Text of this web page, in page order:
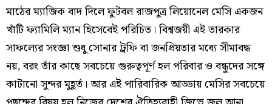
মাঠের ম্যাজিক বাদ দিলে ফুটবল রাজপুত্র লিয়োনেল মেসি একজন
খাঁটি ফ্যামিলি ম্যান হিসেবেই পরিচিত। বিশ্বজয়ী এই তারকার
সাফল্যের সংজ্ঞা শুধু সোনার ট্রফি বা জনপ্রিয়তার মধ্যে সীমাবদ্ধ
নয়, বরং তাঁর কাছে সবচেয়ে গুরুত্বপূর্ণ হল পরিবার ও বন্ধুদের সঙ্গে
কাটানো সুন্দর মুহূর্ত। আর এই পারিবারিক আড্ডায় মেসির সবচেয়ে